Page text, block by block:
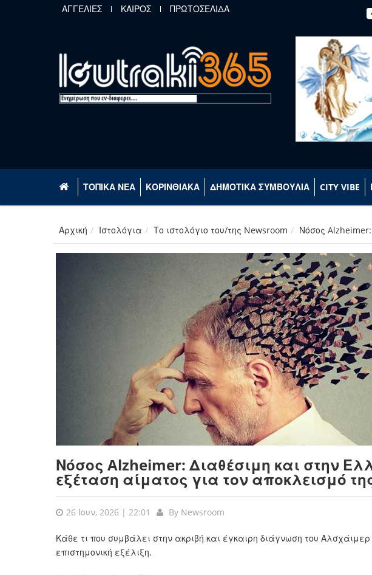
Παράκαμψη προς το κυρίως περιεχόμενο
ΑΓΓΕΛΙΕΣ ΚΑΙΡΟΣ ΠΡΩΤΟΣΕΛΙΔΑ
ΤΟΠΙΚΑ ΝΕΑ ΚΟΡΙΝΘΙΑΚΑ ΔΗΜΟΤΙΚΑ ΣΥΜΒΟΥΛΙΑ CITY VIBE
Αρχική Ιστολόγια Το ιστολόγιο του/της Newsroom Νόσος
Νόσος Alzheimer: Διαθέσιμη και στην
εξέταση αίματος για τον αποκλεισμό
26 Ιουν, 2026 | 22:01 By Newsroom
Κάθε τι που συμβάλει στην ακριβή και έγκαιρη διάγνωση του Αλσχάιμερ
επιστημονική εξέλιξη.